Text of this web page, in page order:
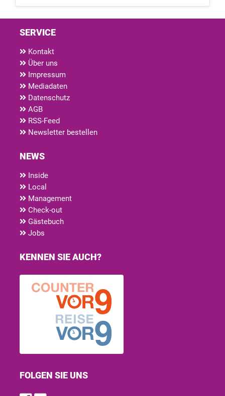
SERVICE
Kontakt
Über uns
Impressum
Mediadaten
Datenschutz
AGB
RSS-Feed
Newsletter bestellen
NEWS
Inside
Local
Management
Check-out
Gästebuch
Jobs
KENNEN SIE AUCH?
FOLGEN SIE UNS